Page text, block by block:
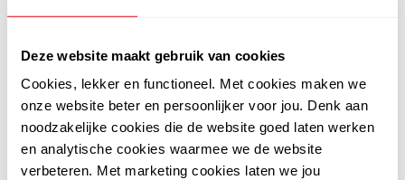
Deze website maakt gebruik van cookies
Cookies, lekker en functioneel. Met cookies maken we
onze website beter en persoonlijker voor jou. Denk aan
noodzakelijke cookies die de website goed laten werken
en analytische cookies waarmee we de website
verbeteren. Met marketing cookies laten we jou